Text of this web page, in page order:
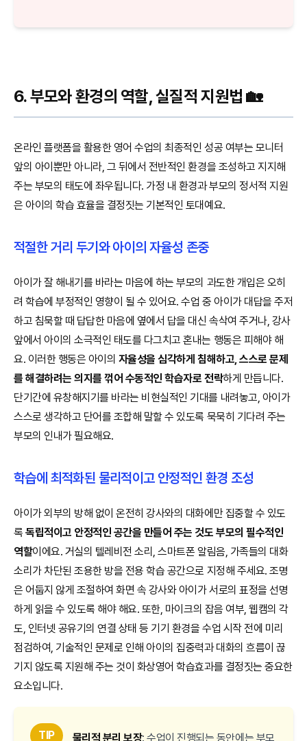
6. 부모와 환경의 역할, 실질적 지원법 🏡
온라인 플랫폼을 활용한 영어 수업의 최종적인 성공 여부는 모니터
앞의 아이뿐만 아니라, 그 뒤에서 전반적인 환경을 조성하고 지지해
주는 부모의 태도에 좌우됩니다. 가정 내 환경과 부모의 정서적 지원
은 아이의 학습 효율을 결정짓는 기본적인 토대예요.
적절한 거리 두기와 아이의 자율성 존중
아이가 잘 해내기를 바라는 마음에 하는 부모의 과도한 개입은 오히
려 학습에 부정적인 영향이 될 수 있어요. 수업 중 아이가 대답을 주저
하고 침묵할 때 답답한 마음에 옆에서 답을 대신 속삭여 주거나, 강사
앞에서 아이의 소극적인 태도를 다그치고 혼내는 행동은 피해야 해
요. 이러한 행동은 아이의 자율성을 심각하게 침해하고, 스스로 문제
를 해결하려는 의지를 꺾어 수동적인 학습자로 전락하게 만듭니다.
단기간에 유창해지기를 바라는 비현실적인 기대를 내려놓고, 아이가
스스로 생각하고 단어를 조합해 말할 수 있도록 묵묵히 기다려 주는
부모의 인내가 필요해요.
학습에 최적화된 물리적이고 안정적인 환경 조성
아이가 외부의 방해 없이 온전히 강사와의 대화에만 집중할 수 있도
록독립적이고 안정적인 공간을 만들어 주는 것도 부모의 필수적인
역할이에요. 거실의 텔레비전 소리, 스마트폰 알림음, 가족들의 대화
소리가 차단된 조용한 방을 전용 학습 공간으로 지정해 주세요. 조명
은 어둡지 않게 조절하여 화면 속 강사와 아이가 서로의 표정을 선명
하게 읽을 수 있도록 해야 해요. 또한, 마이크의 잡음 여부, 웹캠의 각
도, 인터넷 공유기의 연결 상태 등 기기 환경을 수업 시작 전에 미리
점검하여, 기술적인 문제로 인해 아이의 집중력과 대화의 흐름이 끊
기지 않도록 지원해 주는 것이 화상영어 학습효과를 결정짓는 중요한
요소입니다.
TIP 물리적 분리 보장: 수업이 진행되는 동안에는 부모